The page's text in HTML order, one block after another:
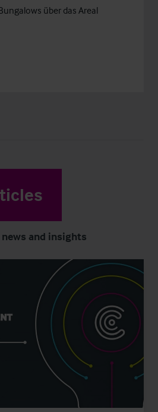
über das Areal
and insights